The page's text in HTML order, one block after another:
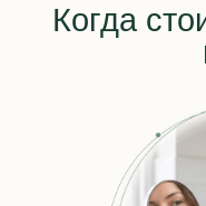
Когда